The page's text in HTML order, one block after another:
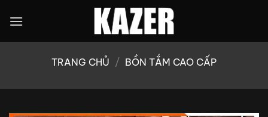
qua
TRANG CHỦ / BỒN TẮM CAO CẤP